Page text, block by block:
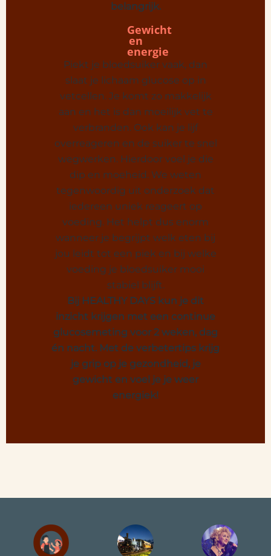
belangrijk.
Gewicht
en
energie
Piekt je bloedsuiker vaak, dan
slaat je lichaam glucose op in
vetcellen. Je komt zo makkelijk
aan en het is dan moeilijk vet te
verbranden. Ook kan je lijf
overreageren en de suiker te snel
wegwerken. Hierdoor voel je die
dip en moeheid. We weten
tegenwoordig uit onderzoek dat
iedereen uniek reageert op
voeding. Het helpt dus enorm
wanneer je begrijpt welk eten bij
jou leidt tot een piek en bij welke
voeding je bloedsuiker mooi
stabiel blijft.
Bij HEALTHY DAYS kun je dit
inzicht krijgen met een continue
glucosemeting voor 2 weken, dag
én nacht. Met de verbetertips krijg
je grip op je gezondheid, je
gewicht en voel je je weer
energiek!